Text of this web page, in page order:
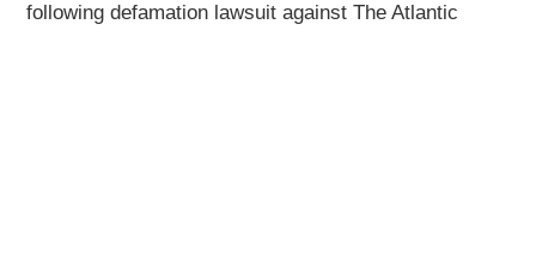
following defamation lawsuit against The Atlantic